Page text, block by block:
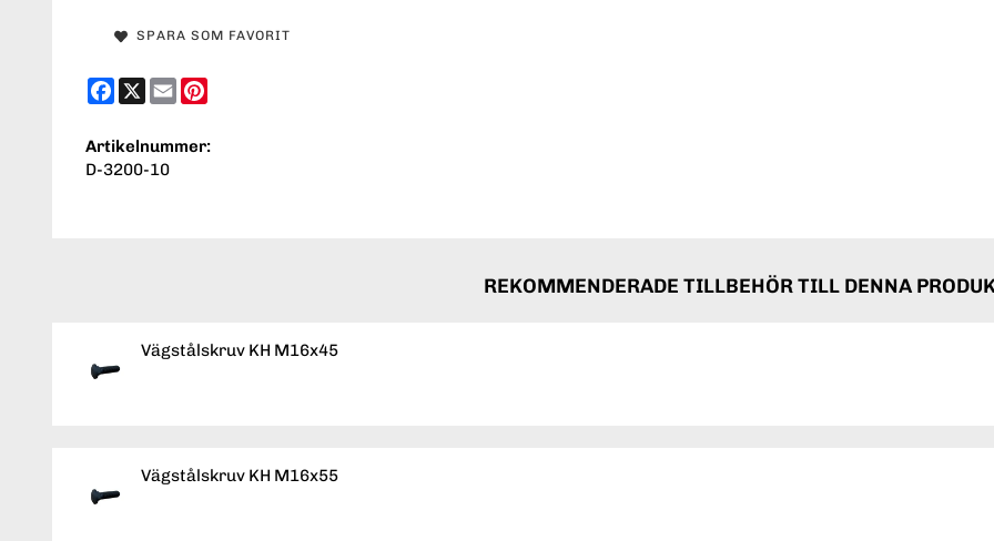
SPARA SOM FAVORIT
Facebook
X Email
Artikelnummer:
D-3200-10
REKOMMENDERADE TILLBEHÖR TILL DENNA
Vägstålskruv KH M16x45
Vägstålskruv KH M16x55